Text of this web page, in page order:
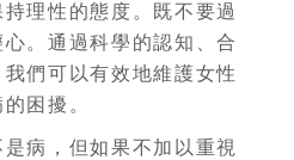
理性的態度。既不要過
。通過科學的認知、合
們可以有效地維護女性
困擾。
病，但如果不加以重視